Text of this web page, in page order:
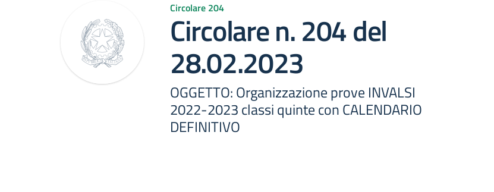
Circolare 204
Circolare n. 204 del
28.02.2023
OGGETTO: Organizzazione prove INVALSI
2022-2023 classi quinte con CALENDARIO
DEFINITIVO